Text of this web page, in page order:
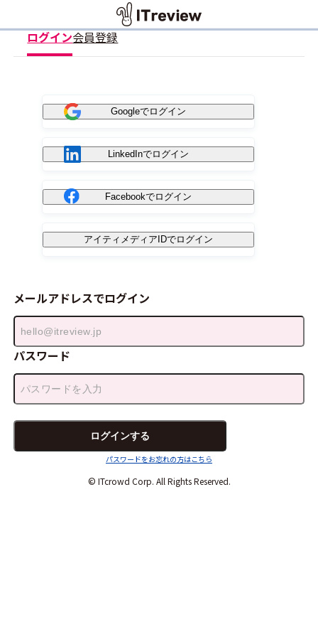
ログイン会員登録
Googleでログイン
LinkedInでログイン
Facebookでログイン
アイティメディアIDでログイン
メールアドレスでログイン
パスワード
パスワードをお忘れの方はこちら
© ITcrowd Corp. All Rights Reserved.